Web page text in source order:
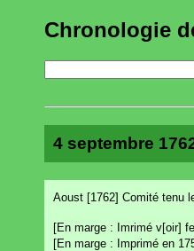
Chronologie
4 septembre
Aoust [1762] Comité tenu
[En marge : Imrimé v[oir]
[En marge : Imprimé en